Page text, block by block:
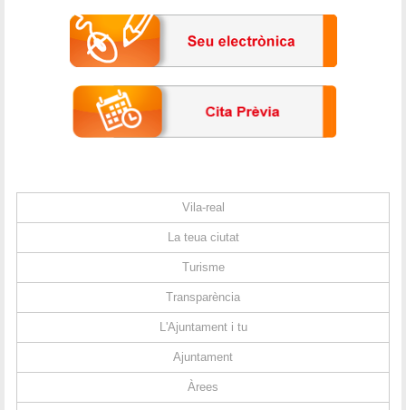
Vila-real
La teua ciutat
Turisme
Transparència
L'Ajuntament i tu
Ajuntament
Àrees